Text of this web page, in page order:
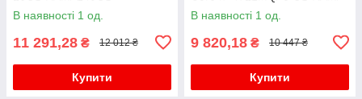
SSD+320GB HDD/ UHD 630/
Без АКБ
В наявності 1 од.
11 291,28 ₴ 12 012 ₴
Купити
128 GB SSD/ HD 4600
В наявності 1 од.
9 820,18 ₴ 10 447 ₴
Купити